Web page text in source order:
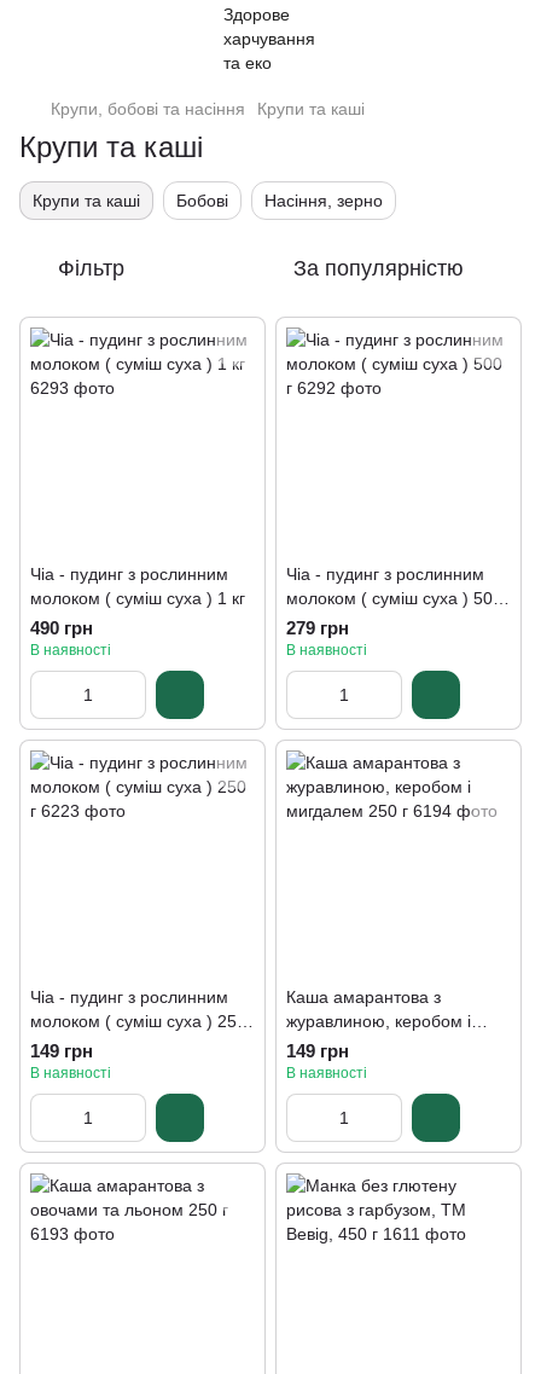
Крупи, бобові та насіння Крупи та каші
Крупи та каші
Крупи та каші Бобові Насіння, зерно
Фільтр За популярністю
Чіа - пудинг з рослинним
молоком ( суміш суха ) 1 кг
490 грн
В наявності
Чіа - пудинг з рослинним
молоком ( суміш суха ) 500
г
279 грн
В наявності
Чіа - пудинг з рослинним
молоком ( суміш суха ) 250
г149 грн
В наявності
Каша амарантова з
журавлиною, керобом і
мигдалем 250 г
149 грн
В наявності